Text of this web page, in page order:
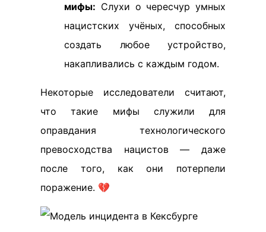
мифы: Слухи о чересчур умных
нацистских учёных, способных
создать любое устройство,
накапливались с каждым годом.
Некоторые исследователи считают,
что такие мифы служили для
оправдания технологического
превосходства нацистов — даже
после того, как они потерпели
поражение. 💔